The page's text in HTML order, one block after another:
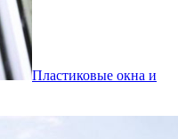
Пластиковые окна и